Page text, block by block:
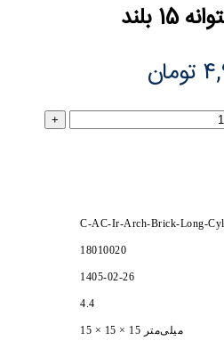
15 بلند
تومان
C-AC-Ir-Arch-Brick-Long-
18010020
1405-02-26
4.4
15 × 15 × 15 میلی‌متر